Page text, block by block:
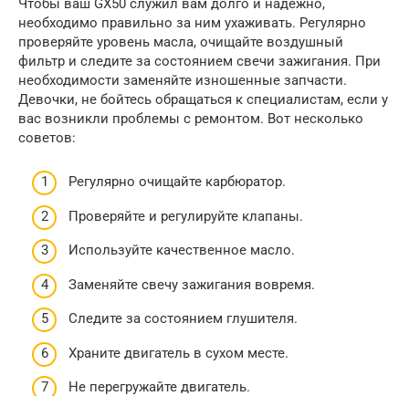
Чтобы ваш GX50 служил вам долго и надежно,
необходимо правильно за ним ухаживать. Регулярно
проверяйте уровень масла, очищайте воздушный
фильтр и следите за состоянием свечи зажигания. При
необходимости заменяйте изношенные запчасти.
Девочки, не бойтесь обращаться к специалистам, если у
вас возникли проблемы с ремонтом. Вот несколько
советов:
Регулярно очищайте карбюратор.
Проверяйте и регулируйте клапаны.
Используйте качественное масло.
Заменяйте свечу зажигания вовремя.
Следите за состоянием глушителя.
Храните двигатель в сухом месте.
Не перегружайте двигатель.